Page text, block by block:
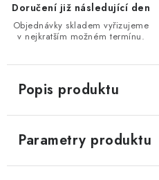
Doručení již následující den
Objednávky skladem vyřizujeme
v nejkratším možném termínu.
Popis produktu
Parametry produktu